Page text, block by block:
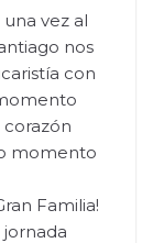
vez al
nos
con
momento
Familia!